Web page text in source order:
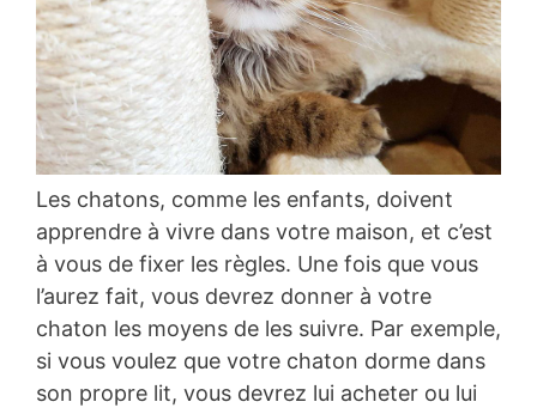
Les chatons, comme les enfants, doivent
apprendre à vivre dans votre maison, et c’est
à vous de fixer les règles. Une fois que vous
l’aurez fait, vous devrez donner à votre
chaton les moyens de les suivre. Par exemple,
si vous voulez que votre chaton dorme dans
son propre lit, vous devrez lui acheter ou lui